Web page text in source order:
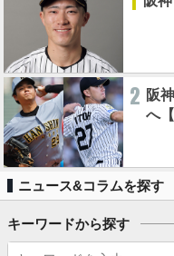
2 阪
へ
ニュース&コラムを探す
キーワードから探す